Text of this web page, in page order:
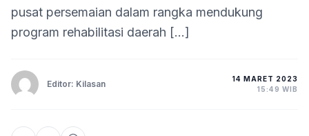
pusat persemaian dalam rangka mendukung
program rehabilitasi daerah […]
Editor: Kilasan
14 MARET 2023
15:49 WIB